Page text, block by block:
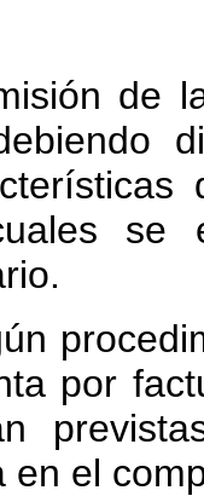
de
se
por
en el